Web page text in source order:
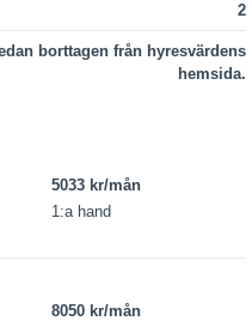
2
borttagen från hyresvärdens
hemsida.
5033 kr/mån
1:a hand
8050 kr/mån